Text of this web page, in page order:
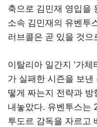
축으로 김민재 영입을
소속 김민재의 유벤투
러브콜은 곧 있을 것으
이탈리아 일간지 '가체
가 실패한 시즌을 보낸
떻게 짜는지 전략과
내놓았다. 유벤투스는
투도르 감독을 자르고